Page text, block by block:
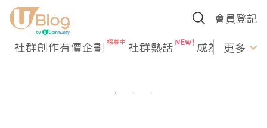
會員登記
社群創作有價企劃 社群熱話 成為U更多